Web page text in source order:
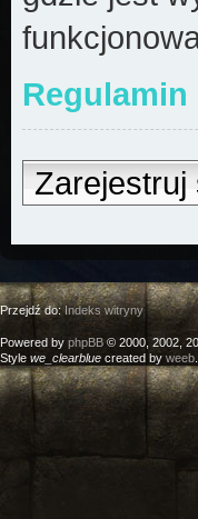
Regulamin
Zarejestruj
Przejdź do:Indeks witryny
Powered by phpBB © 2000, 2002,
Style we_clearblue created by weeb